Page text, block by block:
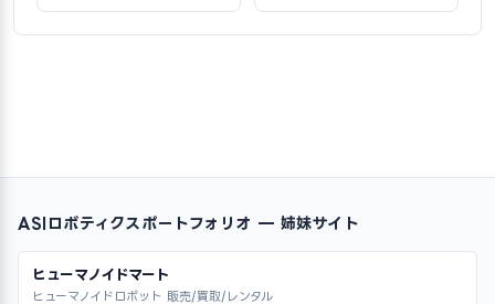
ASIロボティクスポートフォリオ — 姉妹サイト
ヒューマノイドマート
ヒューマノイドロボット 販売/買取/レンタル